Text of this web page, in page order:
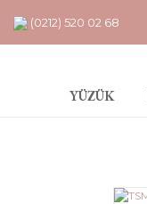
(0212) 520 02 68
YÜZÜK